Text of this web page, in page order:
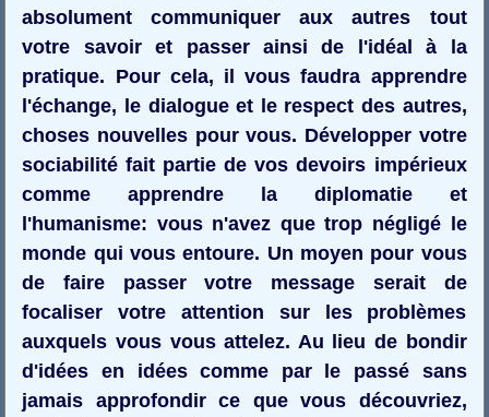
absolument communiquer aux autres tout
votre savoir et passer ainsi de l'idéal à la
pratique. Pour cela, il vous faudra apprendre
l'échange, le dialogue et le respect des autres,
choses nouvelles pour vous. Développer votre
sociabilité fait partie de vos devoirs impérieux
comme apprendre la diplomatie et
l'humanisme: vous n'avez que trop négligé le
monde qui vous entoure. Un moyen pour vous
de faire passer votre message serait de
focaliser votre attention sur les problèmes
auxquels vous vous attelez. Au lieu de bondir
d'idées en idées comme par le passé sans
jamais approfondir ce que vous découvriez,